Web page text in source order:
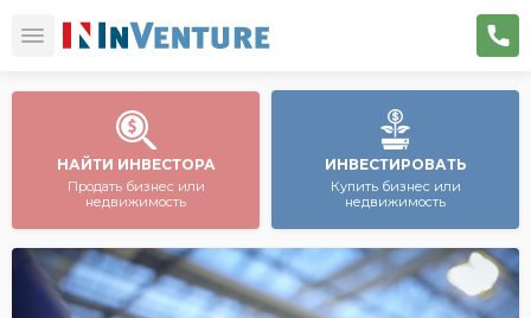
НАЙТИ ИНВЕСТОРА
Продать бизнес или
недвижимость
ИНВЕСТИРОВАТЬ
Купить бизнес или
недвижимость